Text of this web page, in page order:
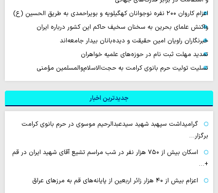
اعزام کاروان ۲۰۰ نفره نوجوانان کهگیلویه و بویراحمدی به طریق الحسین (ع)
واکنش علمای بحرین به سخنان سخیف حاکم این کشور درباره ایران
خبرنگاران راویان امین حقیقت و دیده‌بانان بیدار جامعه‌اند
تمدید مهلت ثبت نام در حوزه‌های علمیه خواهران
تسلیت تولیت حرم بانوی کرامت به حجت‌الاسلام‌والمسلمین مؤمنی
جدیدترین اخبار
گرامیداشت سپهبد شهید سیدعبدالرحیم موسوی در حرم بانوی کرامت
برگزار…
اسکان بیش از ۷۵۰ هزار نفر در شب مراسم تشیع آقای شهید ایران در قم
+…
اعزام بیش از ۴۰ هزار زائر اربعین از پایانه‌های قم به مرزهای عراق